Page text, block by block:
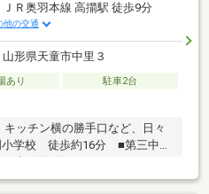
ＪＲ奥羽本線 高擶駅 徒歩9分
他の交通
山形県天童市中里３
あり
駐車2台
ッチン横の勝手口など、日々
学校 徒歩約16分 ■第三中学